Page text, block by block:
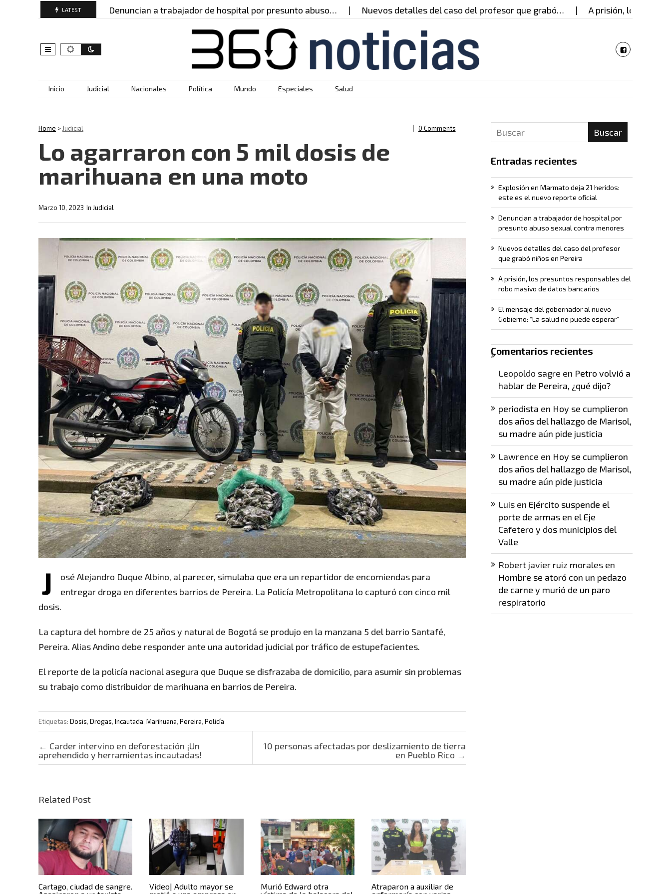
LATEST
este es… Denuncian a trabajador de hospital por presunto abuso… Nuevos detalles del caso del profesor que grabó… A prisión, los presuntos
Skip to content
Inicio Judicial Nacionales Política Mundo Especiales Salud
Home >Judicial 0 Comments
Lo agarraron con 5 mil dosis de
marihuana en una moto
In Judicial
Marzo 10, 2023
J
osé Alejandro Duque Albino, al parecer, simulaba que era un repartidor de encomiendas para
entregar droga en diferentes barrios de Pereira. La Policía Metropolitana lo capturó con cinco mil
dosis.
La captura del hombre de 25 años y natural de Bogotá se produjo en la manzana 5 del barrio Santafé,
Pereira. Alias Andino debe responder ante una autoridad judicial por tráfico de estupefacientes.
El reporte de la policía nacional asegura que Duque se disfrazaba de domicilio, para asumir sin problemas
su trabajo como distribuidor de marihuana en barrios de Pereira.
Etiquetas: Dosis, Drogas, Incautada, Marihuana, Pereira, Policía
Post navigation
← Carder intervino en deforestación ¡Un
aprehendido y herramientas incautadas!
10 personas afectadas por deslizamiento de tierra
en Pueblo Rico →
Related Post
Cartago, ciudad de sangre.
Video| Adulto mayor se
Murió Edward otra
Atraparon a auxiliar de
Buscar
Entradas recientes
Explosión en Marmato deja 21 heridos:
este es el nuevo reporte oficial
Denuncian a trabajador de hospital por
presunto abuso sexual contra menores
Nuevos detalles del caso del profesor
que grabó niños en Pereira
A prisión, los presuntos responsables del
robo masivo de datos bancarios
El mensaje del gobernador al nuevo
Gobierno: “La salud no puede esperar”
Comentarios recientes
Leopoldo sagre en Petro volvió a
hablar de Pereira, ¿qué dijo?
periodista en Hoy se cumplieron
dos años del hallazgo de Marisol,
su madre aún pide justicia
Lawrence en Hoy se cumplieron
dos años del hallazgo de Marisol,
su madre aún pide justicia
Luisen Ejército suspende el
porte de armas en el Eje
Cafetero y dos municipios del
Valle
Robert javier ruiz moralesen
Hombre se atoró con un pedazo
de carne y murió de un paro
respiratorio